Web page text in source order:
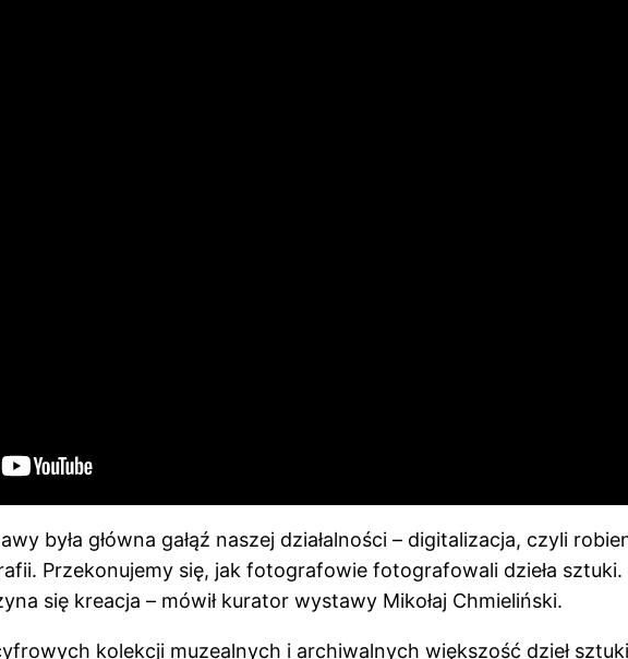
była główna gałąź naszej działalności – digitalizacja, czyli
Przekonujemy się, jak fotografowie fotografowali dzieła
się kreacja – mówił kurator wystawy Mikołaj Chmieliński.
kolekcji muzealnych i archiwalnych większość dzieł